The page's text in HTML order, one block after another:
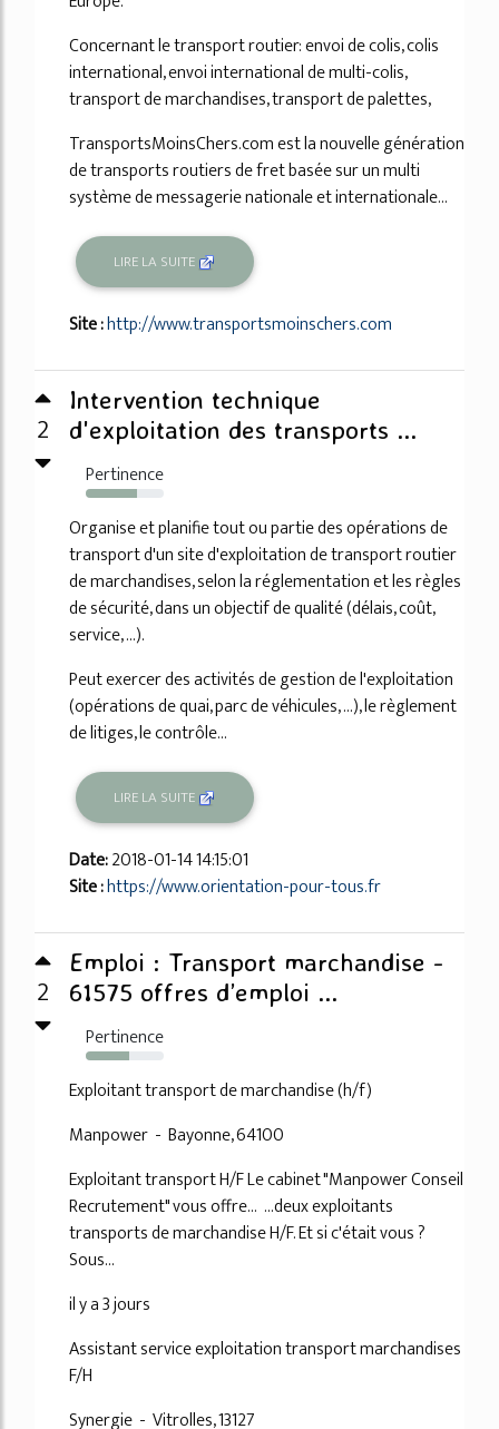
Concernant le transport routier: envoi de colis, colis
international, envoi international de multi-colis,
transport de marchandises, transport de palettes,
TransportsMoinsChers.com est la nouvelle génération
de transports routiers de fret basée sur un multi
système de messagerie nationale et internationale...
LIRE LA SUITE
Site :http://www.transportsmoinschers.com
2
Intervention technique
d'exploitation des transports ...
Pertinence
65%
Organise et planifie tout ou partie des opérations de
transport d'un site d'exploitation de transport routier
de marchandises, selon la réglementation et les règles
de sécurité, dans un objectif de qualité (délais, coût,
service, ...).
Peut exercer des activités de gestion de l'exploitation
(opérations de quai, parc de véhicules, ...), le règlement
de litiges, le contrôle...
LIRE LA SUITE
Date:2018-01-14 14:15:01
Site :https://www.orientation-pour-tous.fr
2
Emploi : Transport marchandise -
61575 offres d’emploi ...
Pertinence
55%
Exploitant transport de marchandise (h/f)
Manpower - Bayonne, 64100
Exploitant transport H/F Le cabinet "Manpower Conseil
Recrutement" vous offre... ...deux exploitants
transports de marchandise H/F. Et si c'était vous ?
Sous...
il y a 3 jours
Assistant service exploitation transport marchandises
F/H
Synergie - Vitrolles, 13127